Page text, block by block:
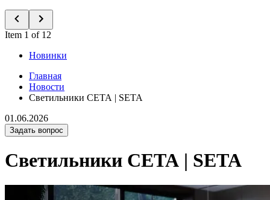
Item 1 of 12
Новинки
Главная
Новости
Светильники СЕТА | SETA
01.06.2026
Задать вопрос
Светильники СЕТА | SETA